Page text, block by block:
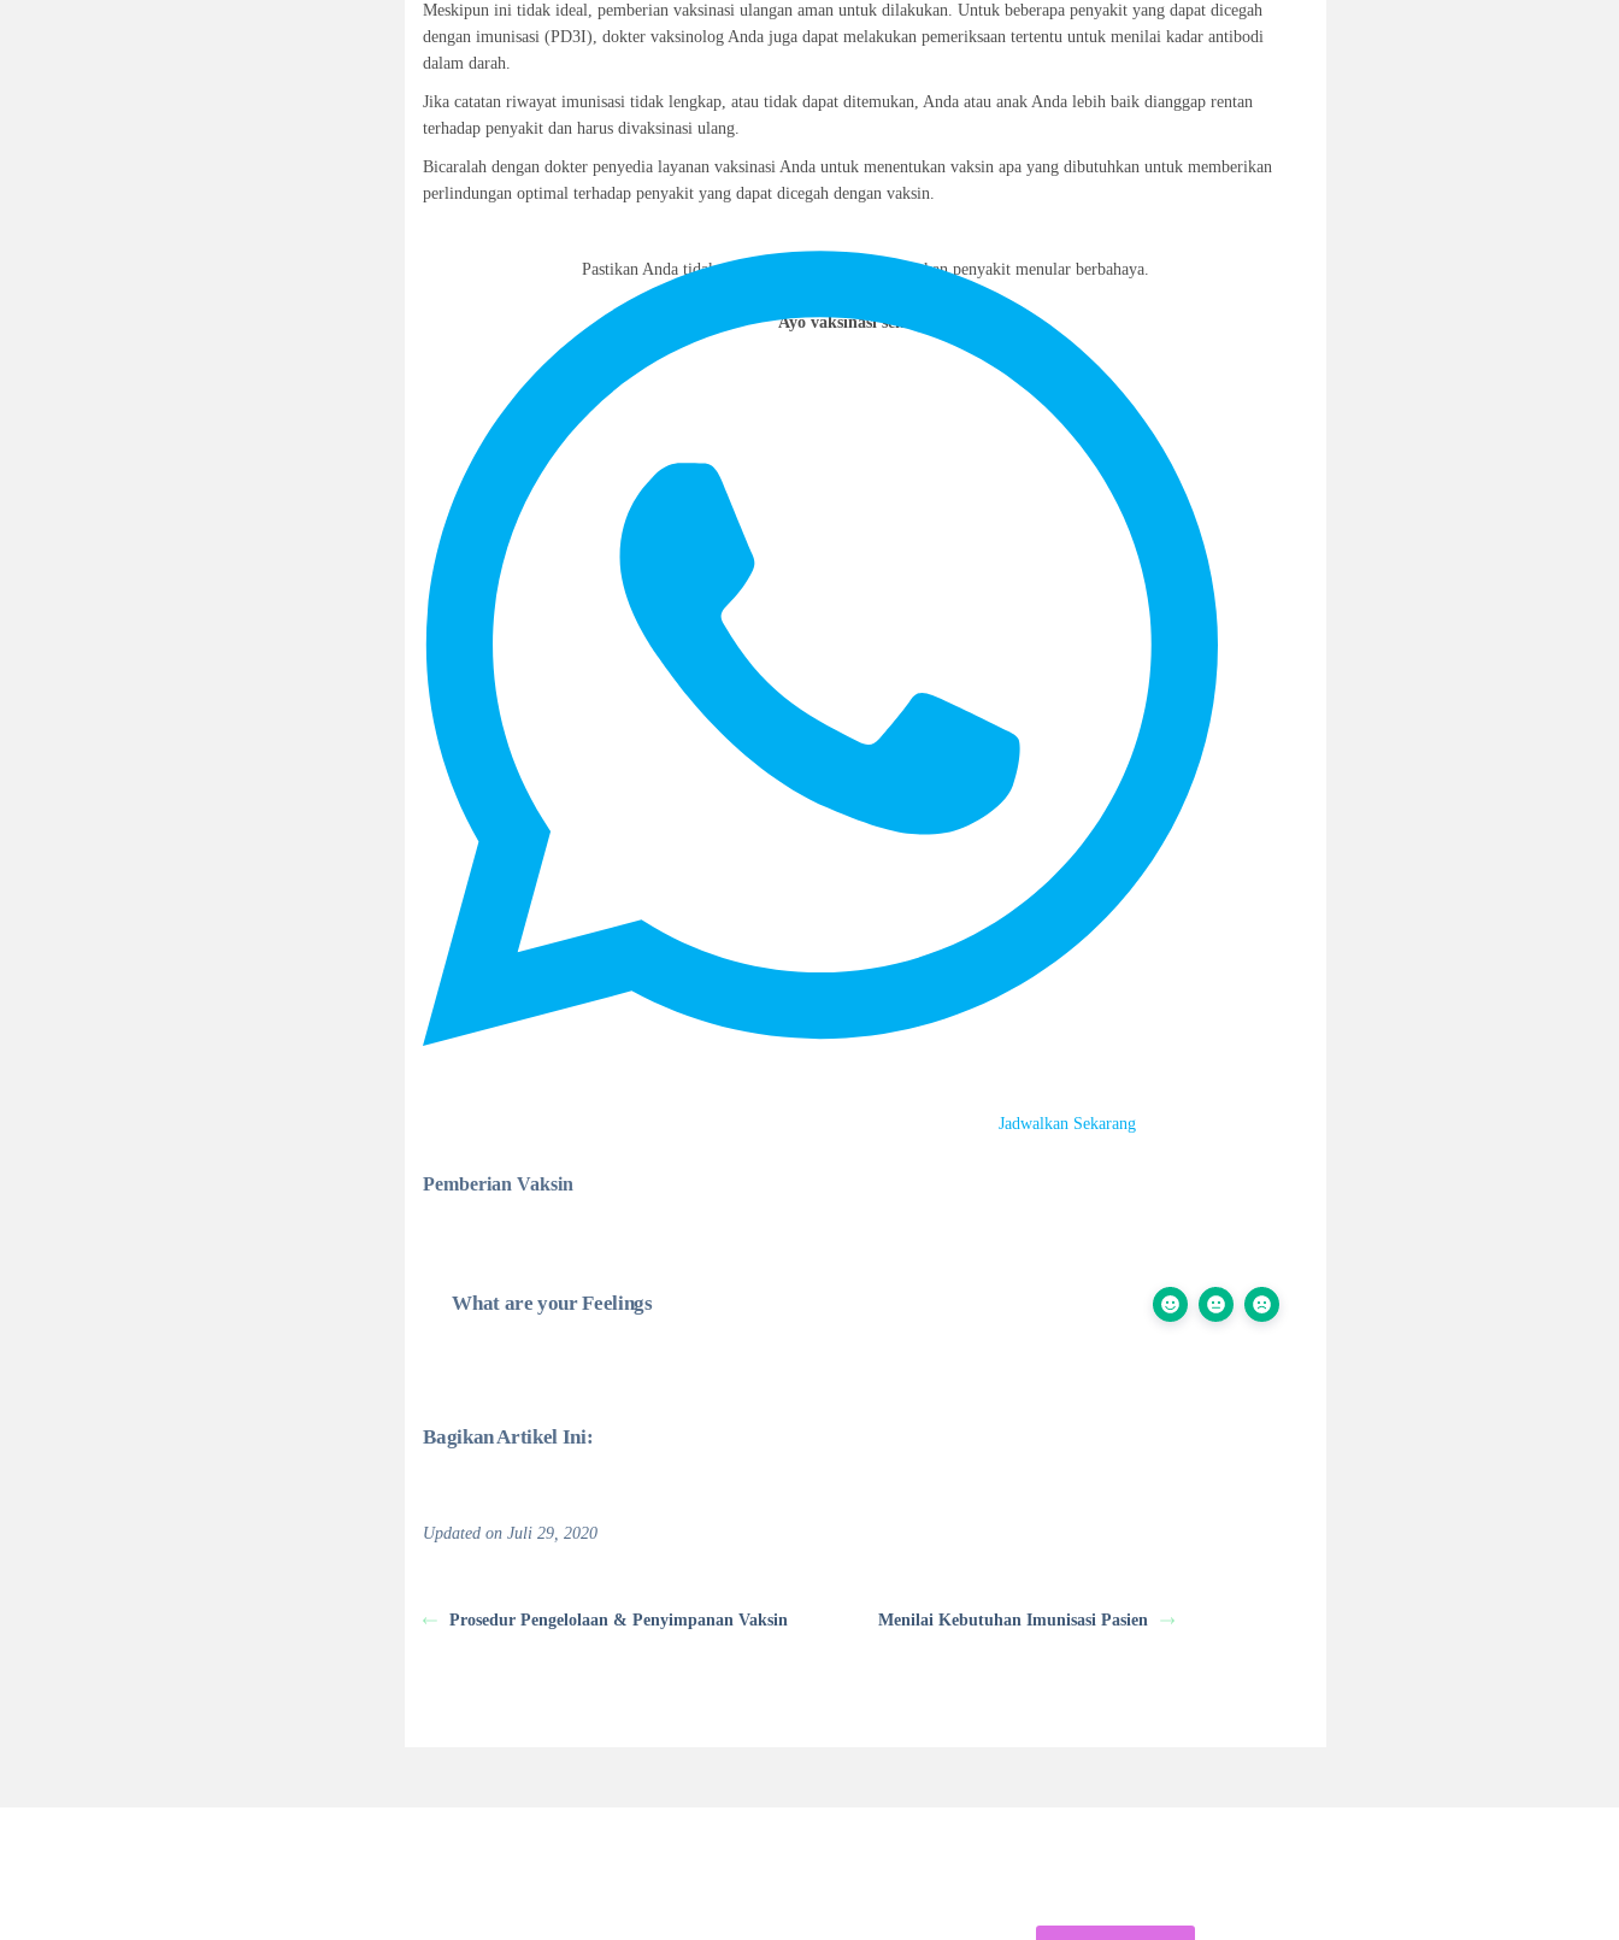
Meskipun ini tidak ideal, pemberian vaksinasi ulangan aman untuk dilakukan. Untuk beberapa penyakit yang dapat dicegah
dengan imunisasi (PD3I), dokter vaksinolog Anda juga dapat melakukan pemeriksaan tertentu untuk menilai kadar antibodi
dalam darah.
Jika catatan riwayat imunisasi tidak lengkap, atau tidak dapat ditemukan, Anda atau anak Anda lebih baik dianggap rentan
terhadap penyakit dan harus divaksinasi ulang.
Bicaralah dengan dokter penyedia layanan vaksinasi Anda untuk menentukan vaksin apa yang dibutuhkan untuk memberikan
perlindungan optimal terhadap penyakit yang dapat dicegah dengan vaksin.
Pastikan Anda tidak rentan terpapar dan menyebarkan penyakit menular berbahaya.
Ayo vaksinasi sekarang!
Jadwalkan Sekarang
Pemberian Vaksin
What are your Feelings
Bagikan Artikel Ini:
Updated on Juli 29, 2020
Prosedur Pengelolaan & Penyimpanan Vaksin Menilai Kebutuhan Imunisasi Pasien